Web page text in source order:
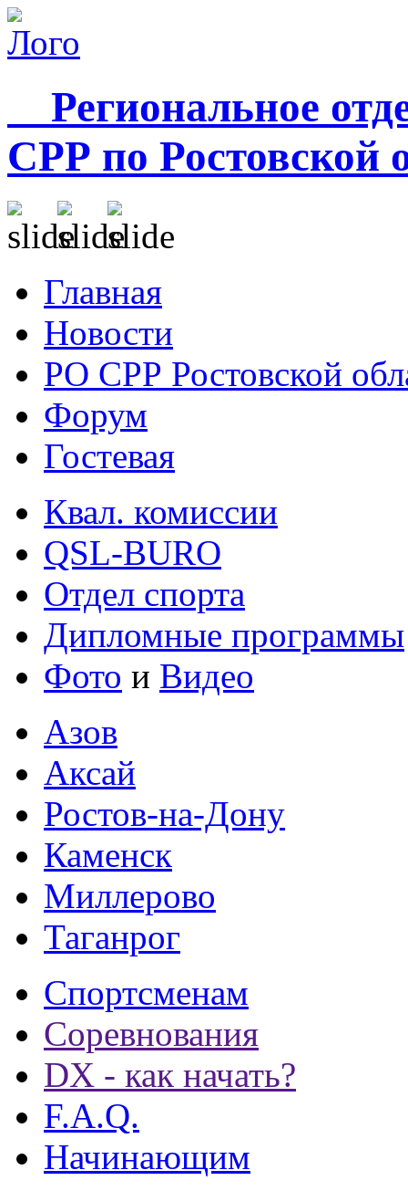
Региональное
СРР по Ростовской
Главная
Новости
РО СРР Ростовской
Форум
Гостевая
Квал. комиссии
QSL-BURO
Отдел спорта
Дипломные программы
Фото и Видео
Азов
Аксай
Ростов-на-Дону
Каменск
Миллерово
Таганрог
Спортсменам
Соревнования
DX - как начать?
F.A.Q.
Начинающим